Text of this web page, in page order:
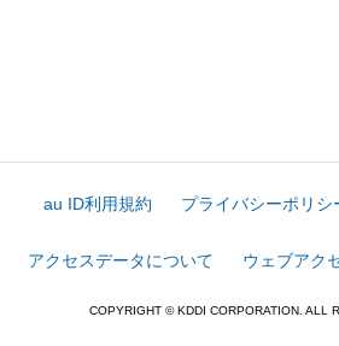
au ID利用規約 プライバシーポリシ
アクセスデータについて ウェブアク
COPYRIGHT © KDDI CORPORATION. ALL